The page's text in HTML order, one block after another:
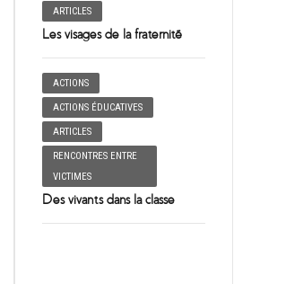
ARTICLES
Les visages de la fraternité
ACTIONS
ACTIONS ÉDUCATIVES
ARTICLES
RENCONTRES ENTRE
VICTIMES
Des vivants dans la classe